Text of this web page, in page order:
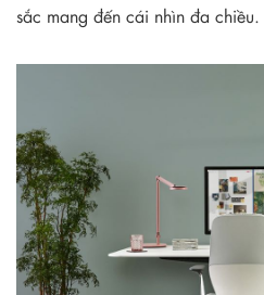
sắc mang đến cái nhìn đa chiều.